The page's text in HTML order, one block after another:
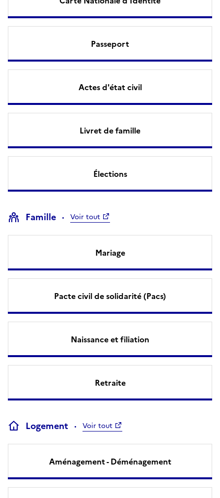
Passeport
Actes d'état civil
Livret de famille
Élections
Famille Voir tout
Mariage
Pacte civil de solidarité (Pacs)
Naissance et filiation
Retraite
Logement Voir tout
Aménagement - Déménagement